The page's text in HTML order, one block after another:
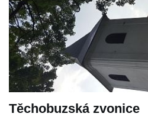
Těchobuzská zvonice